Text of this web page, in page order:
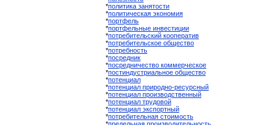
*политика занятости
*политическая экономия
*портфель
*портфельные инвестиции
*потребительский кооператив
*потребительское общество
*потребность
*посредник
*посредничество коммерческое
*постиндустриальное общество
*потенциал
*потенциал природно-ресурсный
*потенциал производственный
*потенциал трудовой
*потенциал экспортный
*потребительная стоимость